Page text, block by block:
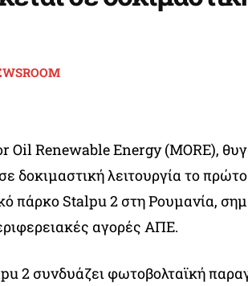
Oil Renewable Energy (ΜΟRE),
δοκιμαστική λειτουργία το
πάρκο Stalpu 2 στη Ρουμανία,
αγορές ΑΠΕ.
2 συνδυάζει φωτοβολταϊκή